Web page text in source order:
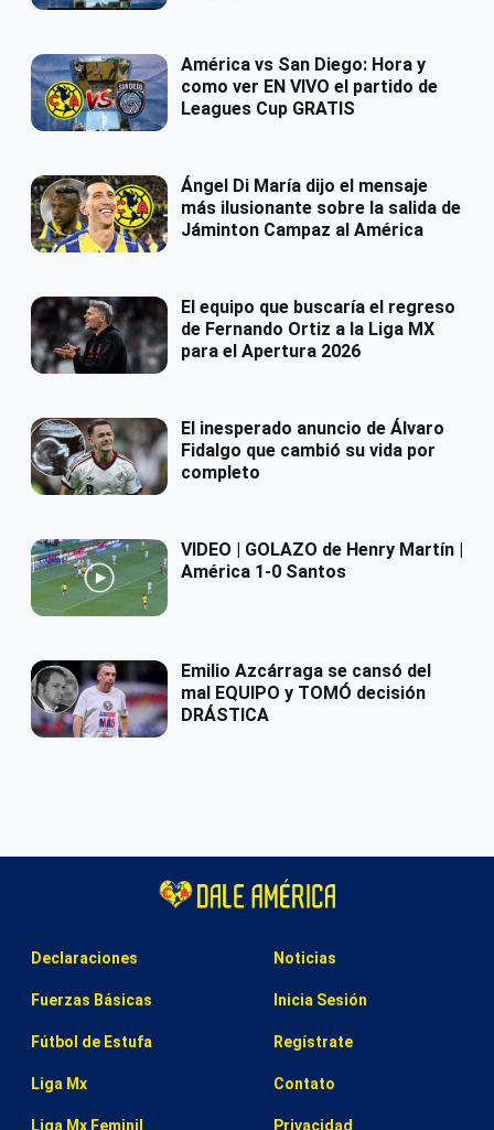
América vs San Diego: Hora y
como ver EN VIVO el partido de
Leagues Cup GRATIS
Ángel Di María dijo el mensaje
más ilusionante sobre la salida de
Jáminton Campaz al América
El equipo que buscaría el regreso
de Fernando Ortiz a la Liga MX
para el Apertura 2026
El inesperado anuncio de Álvaro
Fidalgo que cambió su vida por
completo
VIDEO | GOLAZO de Henry Martín |
América 1-0 Santos
Emilio Azcárraga se cansó del
mal EQUIPO y TOMÓ decisión
DRÁSTICA
Declaraciones
Fuerzas Básicas
Fútbol de Estufa
Liga Mx
Liga Mx Feminil
Noticias
Inicia Sesión
Regístrate
Contato
Privacidad